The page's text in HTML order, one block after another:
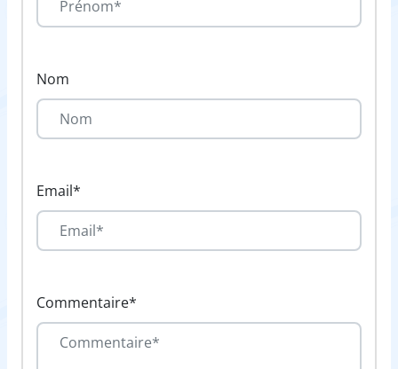
Nom
Email*
Commentaire*